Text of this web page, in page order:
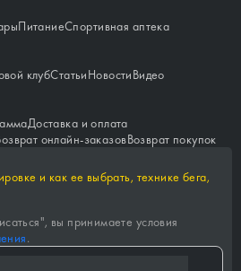
ПитаниеСпортивная аптека
клубСтатьиНовостиВидео
Доставка и оплата
онлайн-заказовВозврат покупок
и как ее выбрать, технике бега,
", вы принимаете условия
.